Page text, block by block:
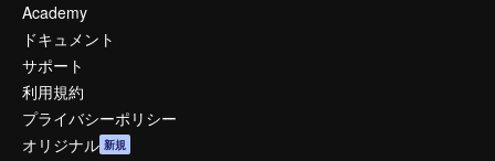
Academy
ドキュメント
サポート
利用規約
プライバシーポリシー
オリジナル 新規